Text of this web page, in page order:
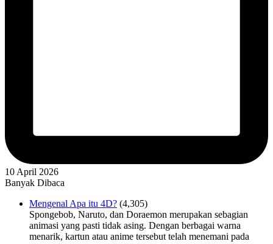
10 April 2026
Banyak Dibaca
Mengenal Apa itu 4D? (4,305)
Spongebob, Naruto, dan Doraemon merupakan sebagian
animasi yang pasti tidak asing. Dengan berbagai warna
menarik, kartun atau anime tersebut telah menemani pada